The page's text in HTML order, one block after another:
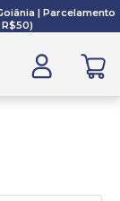
| Parcelamento